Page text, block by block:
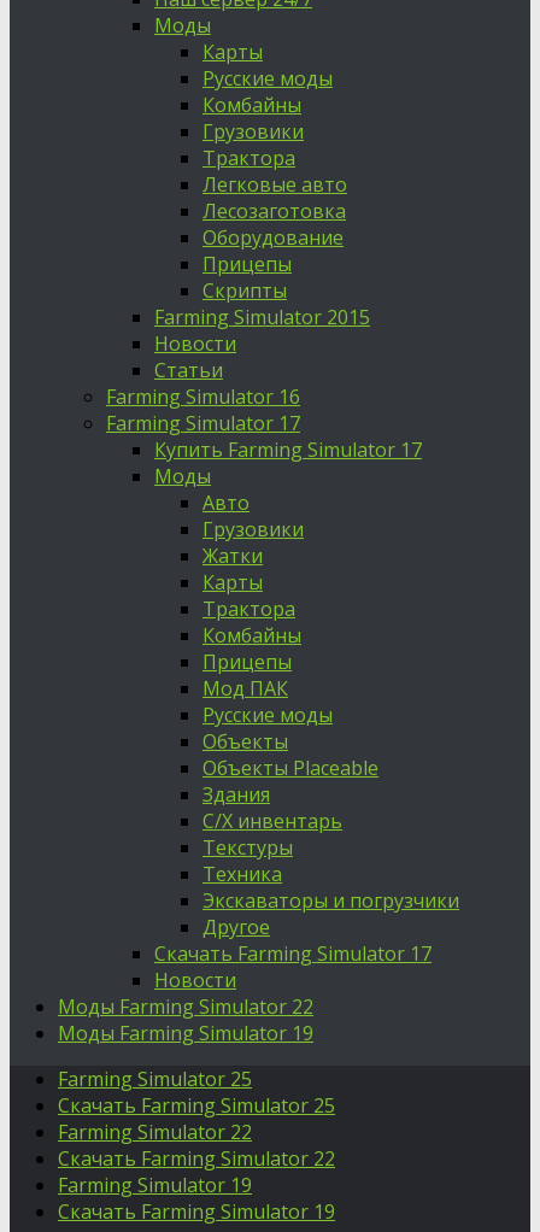
Моды
Карты
Русские моды
Комбайны
Грузовики
Трактора
Легковые авто
Лесозаготовка
Оборудование
Прицепы
Скрипты
Farming Simulator 2015
Новости
Статьи
Farming Simulator 16
Farming Simulator 17
Купить Farming Simulator 17
Моды
Авто
Грузовики
Жатки
Карты
Трактора
Комбайны
Прицепы
Мод ПАК
Русские моды
Объекты
Объекты Placeable
Здания
С/Х инвентарь
Текстуры
Техника
Экскаваторы и погрузчики
Другое
Скачать Farming Simulator 17
Новости
Моды Farming Simulator 22
Моды Farming Simulator 19
Farming Simulator 25
Скачать Farming Simulator 25
Farming Simulator 22
Скачать Farming Simulator 22
Farming Simulator 19
Скачать Farming Simulator 19